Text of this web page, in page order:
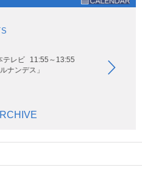
11:55～13:55
ス」